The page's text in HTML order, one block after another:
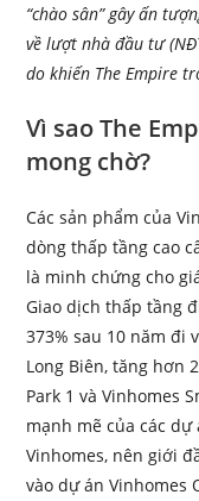
“chào sân” gây ấn
về lượt nhà đầu tư
do khiến The Empire
Vì sao The
mong chờ?
Các sản phẩm của
dòng thấp tầng cao
là minh chứng cho
Giao dịch thấp tầng
373% sau 10 năm đi
Long Biên, tăng hơn
Park 1 và Vinhomes
mạnh mẽ của các
Vinhomes, nên giới
vào dự án Vinhomes